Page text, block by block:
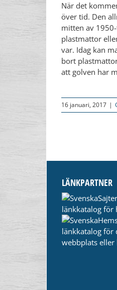
När det
över tid. Den
mitten av
plastmattor
var. Idag kan
bort
att golven har
16 januari, 2017 |
LÄNKPARTNER